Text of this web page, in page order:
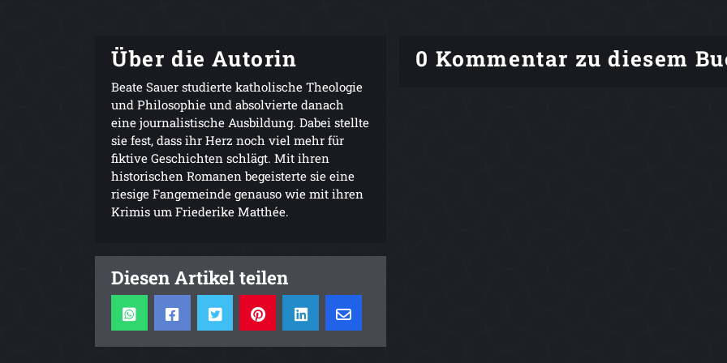
Über die Autorin
Beate Sauer studierte katholische Theologie
und Philosophie und absolvierte danach
eine journalistische Ausbildung. Dabei stellte
sie fest, dass ihr Herz noch viel mehr für
fiktive Geschichten schlägt. Mit ihren
historischen Romanen begeisterte sie eine
riesige Fangemeinde genauso wie mit ihren
Krimis um Friederike Matthée.
Diesen Artikel teilen
0 Kommentar zu diesem